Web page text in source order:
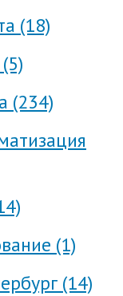
(18)
(234)
(1)
(14)